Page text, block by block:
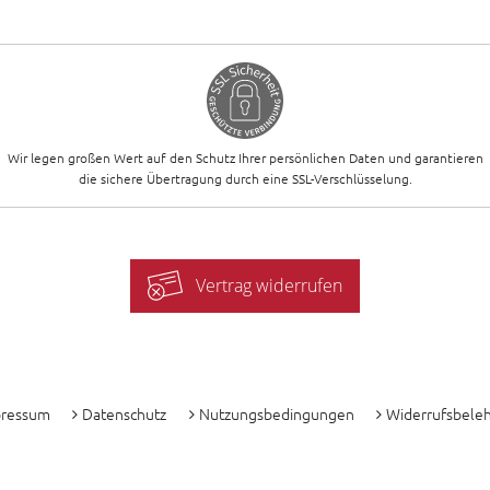
Wir legen großen Wert auf den Schutz Ihrer persönlichen Daten und garantieren
die sichere Übertragung durch eine SSL-Verschlüsselung.
Vertrag widerrufen
Datenschutz Nutzungsbedingungen